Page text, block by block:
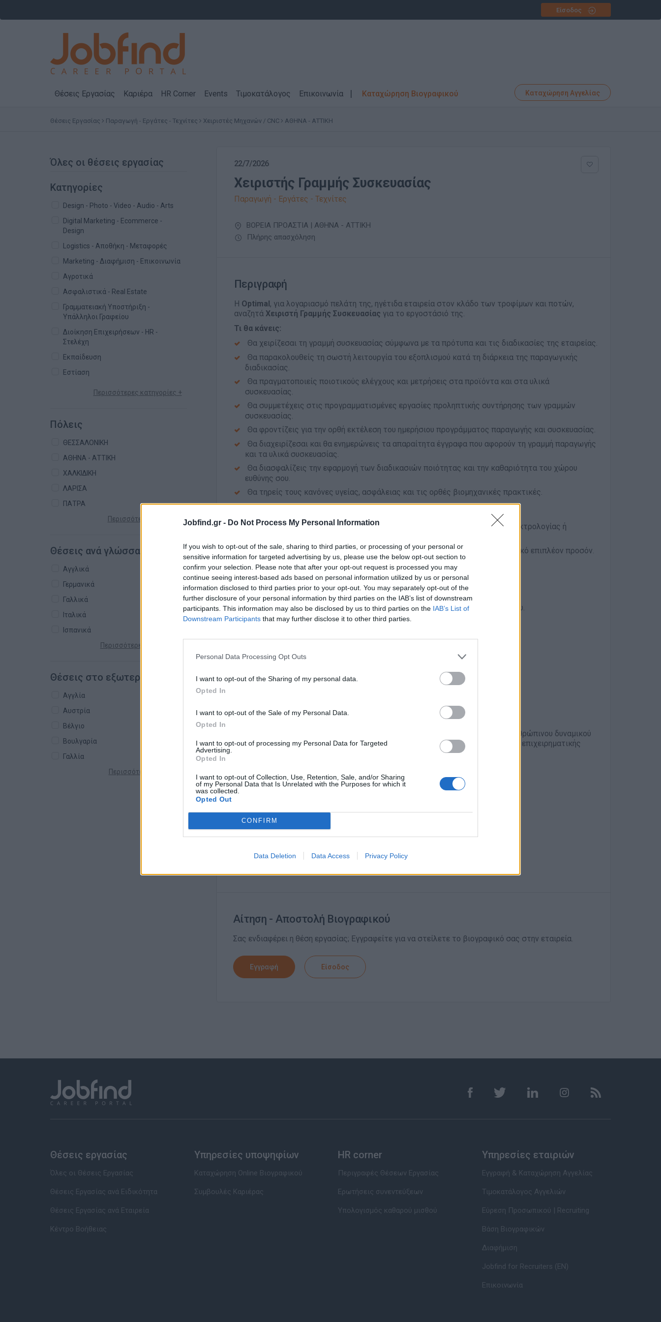
Jobfind.gr - Do Not Process My Personal Information
If you wish to opt-out of the sale, sharing to third parties, or processing of your personal or
sensitive information for targeted advertising by us, please use the below opt-out section to
confirm your selection. Please note that after your opt-out request is processed you may
continue seeing interest-based ads based on personal information utilized by us or personal
information disclosed to third parties prior to your opt-out. You may separately opt-out of the
further disclosure of your personal information by third parties on the IAB’s list of downstream
participants. This information may also be disclosed by us to third parties on the IAB’s List of
Downstream Participants that may further disclose it to other third parties.
Personal Data Processing Opt Outs
I want to opt-out of the Sharing of my personal data.
Opted In
I want to opt-out of the Sale of my Personal Data.
Opted In
I want to opt-out of processing my Personal Data for Targeted
Advertising.
Opted In
I want to opt-out of Collection, Use, Retention, Sale, and/or Sharing
of my Personal Data that Is Unrelated with the Purposes for which it
was collected.
Opted Out
CONFIRM
Data Deletion Data Access Privacy Policy
Είσοδος
Θέσεις Εργασίας Καριέρα HR Corner Events Τιμοκατάλογος Επικοινωνία Καταχώρηση Βιογραφικού Καταχώρηση Αγγελίας
Θέσεις Εργασίας Παραγωγή - Εργάτες - Τεχνίτες Χειριστές Μηχανών / CNC ΑΘΗΝΑ - ΑΤΤΙΚΗ
Όλες οι θέσεις εργασίας
Κατηγορίες
Design - Photo - Video - Audio - Arts
Digital Marketing - Ecommerce -
Design
Logistics - Αποθήκη - Μεταφορές
Marketing - Διαφήμιση - Επικοινωνία
Αγροτικά
Ασφαλιστικά - Real Estate
Γραμματειακή Υποστήριξη -
Υπάλληλοι Γραφείου
Διοίκηση Επιχειρήσεων - HR -
Στελέχη
Εκπαίδευση
Εστίαση
Περισσότερες κατηγορίες +
Πόλεις
ΘΕΣΣΑΛΟΝΙΚΗ
ΑΘΗΝΑ - ΑΤΤΙΚΗ
ΧΑΛΚΙΔΙΚΗ
ΛΑΡΙΣΑ
ΠΑΤΡΑ
Περισσότερες πόλεις +
Θέσεις ανά γλώσσα
Αγγλικά
Γερμανικά
Γαλλικά
Ιταλικά
Ισπανικά
Περισσότερες γλώσσες +
Θέσεις στο εξωτερικό
Αγγλία
Αυστρία
Βέλγιο
Βουλγαρία
Γαλλία
Περισσότερες χώρες +
22/7/2026
Χειριστής Γραμμής Συσκευασίας
Παραγωγή - Εργάτες - Τεχνίτες
ΒΟΡΕΙΑ ΠΡΟΑΣΤΙΑ | ΑΘΗΝΑ - ΑΤΤΙΚΗ
Πλήρης απασχόληση
Περιγραφή
Η Optimal, για λογαριασμό πελάτη της, ηγέτιδα εταιρεία στον κλάδο των τροφίμων και ποτών,
αναζητά Χειριστή Γραμμής Συσκευασίας για το εργοστάσιό της.
Τι θα κάνεις:
Θα χειρίζεσαι τη γραμμή συσκευασίας σύμφωνα με τα πρότυπα και τις διαδικασίες της εταιρείας.
Θα παρακολουθείς τη σωστή λειτουργία του εξοπλισμού κατά τη διάρκεια της παραγωγικής
διαδικασίας.
Θα πραγματοποιείς ποιοτικούς ελέγχους και μετρήσεις στα προϊόντα και στα υλικά
συσκευασίας.
Θα συμμετέχεις στις προγραμματισμένες εργασίες προληπτικής συντήρησης των γραμμών
συσκευασίας.
Θα φροντίζεις για την ορθή εκτέλεση του ημερήσιου προγράμματος παραγωγής και συσκευασίας.
Θα διαχειρίζεσαι και θα ενημερώνεις τα απαραίτητα έγγραφα που αφορούν τη γραμμή παραγωγής
και τα υλικά συσκευασίας.
Θα διασφαλίζεις την εφαρμογή των διαδικασιών ποιότητας και την καθαριότητα του χώρου
ευθύνης σου.
Θα τηρείς τους κανόνες υγείας, ασφάλειας και τις ορθές βιομηχανικές πρακτικές.
Να διαθέτεις πτυχίο ΑΕΙ, ΤΕΙ, ΕΠΑΛ ή ΙΕΚ με κατεύθυνση Μηχανολογίας, Ηλεκτρολογίας ή
Να έχεις εμπειρία σε βιομηχανικό περιβάλλον, η οποία θα θεωρηθεί σημαντικό επιπλέον προσόν.
Να μπορείς να εργαστείς σε κυλιόμενο πρόγραμμα τριών βαρδιών.
Να έχεις βασικές γνώσεις χρήσης εφαρμογών MS Office.
Να διαθέτεις βασική γνώση της αγγλικής γλώσσας.
Να ξεχωρίζεις για το ομαδικό πνεύμα, την υπευθυνότητα και τη συνέπειά σου.
Να έχεις διάθεση για συνεχή μάθηση, εκπαίδευση και επαγγελματική εξέλιξη.
Η εταιρεία σου παρέχει:
Ανταγωνιστικό πακέτο αποδοχών.
Δωρεάν μεταφορά από και προς τις εγκαταστάσεις της εταιρείας.
Σχετικά με την Optimal:
Από το 2005, η Optimal προσφέρει απαράμιλλες, εξατομικευμένες υπηρεσίες ανθρώπινου δυναμικού
σε μεγάλους οργανισμούς. Είμαστε περήφανοι για την παροχή μιας πλατφόρμας επιχειρηματικής
υποστήριξης 360° προς τους πελάτες μας μέσω 6 τμημάτων:
HR Strategy & Talent Development
Workforce Management
Recruiting
Outplacement
Αίτηση - Αποστολή Βιογραφικού
Σας ενδιαφέρει η θέση εργασίας; Εγγραφείτε για να στείλετε το βιογραφικό σας στην εταιρεία.
Εγγραφή Είσοδος
Θέσεις εργασίας
Όλες οι Θέσεις Εργασίας
Θέσεις Εργασίας ανά Ειδικότητα
Θέσεις Εργασίας ανά Εταιρεία
Κέντρο Βοήθειας
Υπηρεσίες υποψηφίων
Καταχώρηση Online Βιογραφικού
Συμβουλές Καριέρας
HR corner
Περιγραφές Θέσεων Εργασίας
Ερωτήσεις συνεντεύξεων
Υπολογισμός καθαρού μισθού
Υπηρεσίες εταιριών
Εγγραφή & Καταχώρηση Αγγελίας
Τιμοκατάλογος Αγγελιών
Εύρεση Προσωπικού | Recruiting
Βάση Βιογραφικών
Διαφήμιση
Jobfind for Recruiters (EN)
Επικοινωνία